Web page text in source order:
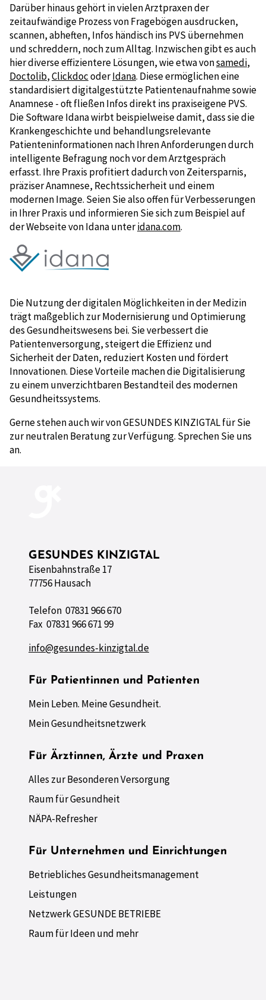
Darüber hinaus gehört in vielen Arztpraxen der
zeitaufwändige Prozess von Fragebögen ausdrucken,
scannen, abheften, Infos händisch ins PVS übernehmen
und schreddern, noch zum Alltag. Inzwischen gibt es auch
hier diverse effizientere Lösungen, wie etwa vonsamedi,
Doctolib,ClickdocoderIdana. Diese ermöglichen eine
standardisiert digitalgestützte Patientenaufnahme sowie
Anamnese - oft fließen Infos direkt ins praxiseigene PVS.
Die Software Idana wirbt beispielweise damit, dass sie die
Krankengeschichte und behandlungsrelevante
Patienteninformationen nach Ihren Anforderungen durch
intelligente Befragung noch vor dem Arztgespräch
erfasst. Ihre Praxis profitiert dadurch von Zeitersparnis,
präziser Anamnese, Rechtssicherheit und einem
modernen Image. Seien Sie also offen für Verbesserungen
in Ihrer Praxis und informieren Sie sich zum Beispiel auf
der Webseite von Idana unteridana.com.
Die Nutzung der digitalen Möglichkeiten in der Medizin
trägt maßgeblich zur Modernisierung und Optimierung
des Gesundheitswesens bei. Sie verbessert die
Patientenversorgung, steigert die Effizienz und
Sicherheit der Daten, reduziert Kosten und fördert
Innovationen. Diese Vorteile machen die Digitalisierung
zu einem unverzichtbaren Bestandteil des modernen
Gesundheitssystems.
Gerne stehen auch wir von GESUNDES KINZIGTAL für Sie
zur neutralen Beratung zur Verfügung. Sprechen Sie uns
an.
GESUNDES KINZIGTAL
Eisenbahnstraße 17
77756 Hausach
Telefon 07831 966 670
Fax 07831 966 671 99
info@gesundes-kinzigtal.de
Für Patientinnen und Patienten
Mein Leben. Meine Gesundheit.
Mein Gesundheitsnetzwerk
Für Ärztinnen, Ärzte und Praxen
Alles zur Besonderen Versorgung
Raum für Gesundheit
NÄPA-Refresher
Für Unternehmen und Einrichtungen
Betriebliches Gesundheitsmanagement
Leistungen
Netzwerk GESUNDE BETRIEBE
Raum für Ideen und mehr